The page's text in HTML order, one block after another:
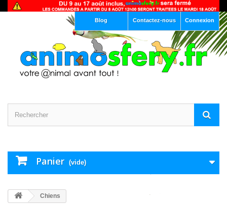
Connexion
Contactez-nous
Blog
Panier (vide)
Chiens